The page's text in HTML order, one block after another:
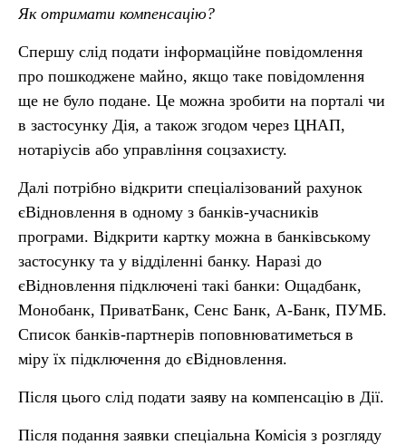
Як отримати компенсацію?
Спершу слід подати інформаційне повідомлення
про пошкоджене майно, якщо таке повідомлення
ще не було подане. Це можна зробити на порталі чи
в застосунку Дія, а також згодом через ЦНАП,
нотаріусів або управління соцзахисту.
Далі потрібно відкрити спеціалізований рахунок
єВідновлення в одному з банків-учасників
програми. Відкрити картку можна в банківському
застосунку та у відділенні банку. Наразі до
єВідновлення підключені такі банки: Ощадбанк,
Монобанк, ПриватБанк, Сенс Банк, А-Банк, ПУМБ.
Список банків-партнерів поповнюватиметься в
міру їх підключення до єВідновлення.
Після цього слід подати заяву на компенсацію в Дії.
Після подання заявки спеціальна Комісія з розгляду